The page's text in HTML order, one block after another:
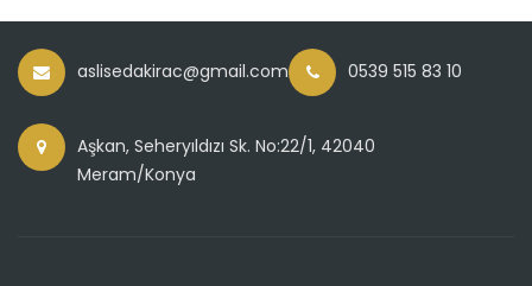
aslisedakirac@gmail.com 0539 515 83 10
Aşkan, Seheryıldızı Sk. No:22/1, 42040
Meram/Konya